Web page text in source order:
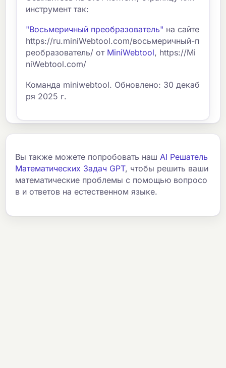
инструмент так:
"Восьмеричный преобразователь" на сайте
https://ru.miniWebtool.com/восьмеричный-п
реобразователь/ от MiniWebtool, https://Mi
niWebtool.com/
Команда miniwebtool. Обновлено: 30 декаб
ря 2025 г.
Вы также можете попробовать нашAI Решатель
Математических Задач GPT, чтобы решить ваши
математические проблемы с помощью вопросо
в и ответов на естественном языке.